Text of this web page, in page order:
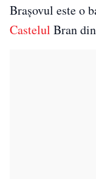
Brașovul este o
Castelul Bran